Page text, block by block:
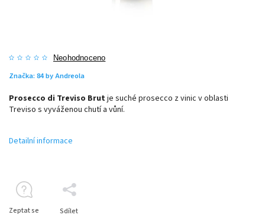
Neohodnoceno
Značka: 84 by Andreola
Prosecco di Treviso Brutje suché prosecco z vinic v oblasti
Treviso s vyváženou chutí a vůní.
Detailní informace
Zeptat se Sdílet